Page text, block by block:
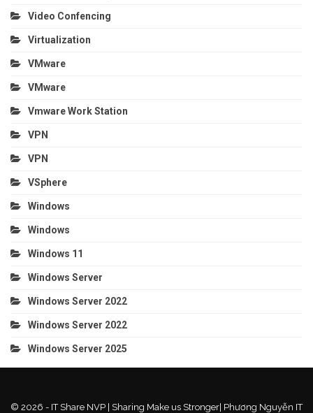
Video Confencing
Virtualization
VMware
VMware
Vmware Work Station
VPN
VPN
VSphere
Windows
Windows
Windows 11
Windows Server
Windows Server 2022
Windows Server 2022
Windows Server 2025
© 2026 - IT Share NVP | Sharing Make us Stronger| Phương Nguyễn IT